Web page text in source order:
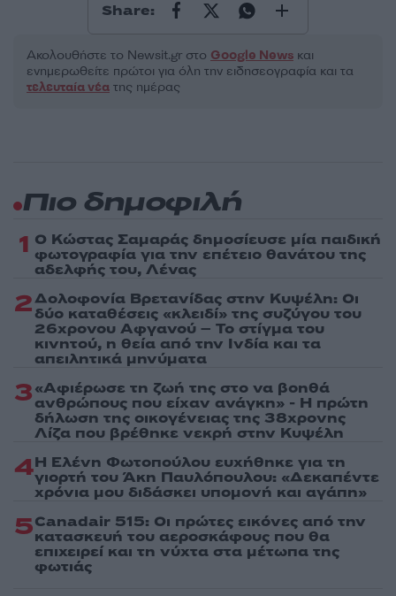
Share:
Ακολουθήστε το Νewsit.gr στο Google News και
ενημερωθείτε πρώτοι για όλη την ειδησεογραφία και τα
τελευταία νέα της ημέρας
Πιο δημοφιλή
1 Ο Κώστας Σαμαράς δημοσίευσε μία παιδική
φωτογραφία για την επέτειο θανάτου της
αδελφής του, Λένας
2Δολοφονία Βρετανίδας στην Κυψέλη: Οι
δύο καταθέσεις «κλειδί» της συζύγου του
26χρονου Αφγανού – Το στίγμα του
κινητού, η θεία από την Ινδία και τα
απειλητικά μηνύματα
3«Αφιέρωσε τη ζωή της στο να βοηθά
ανθρώπους που είχαν ανάγκη» - Η πρώτη
δήλωση της οικογένειας της 38χρονης
Λίζα που βρέθηκε νεκρή στην Κυψέλη
4Η Ελένη Φωτοπούλου ευχήθηκε για τη
γιορτή του Άκη Παυλόπουλου: «Δεκαπέντε
χρόνια μου διδάσκει υπομονή και αγάπη»
5Canadair 515: Οι πρώτες εικόνες από την
κατασκευή του αεροσκάφους που θα
επιχειρεί και τη νύχτα στα μέτωπα της
φωτιάς